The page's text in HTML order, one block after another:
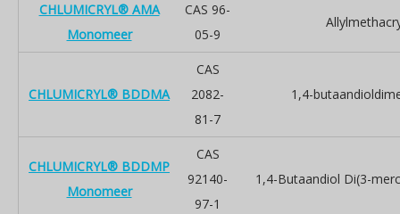
CHLUMICRYL® AMA
Monomeer
CAS 96-
05-9
CHLUMICRYL® BDDMA
CAS
2082-
81-7
1,4-
CHLUMICRYL® BDDMP
Monomeer
CAS
92140-
97-1
1,4-Butaandiol Di(3-